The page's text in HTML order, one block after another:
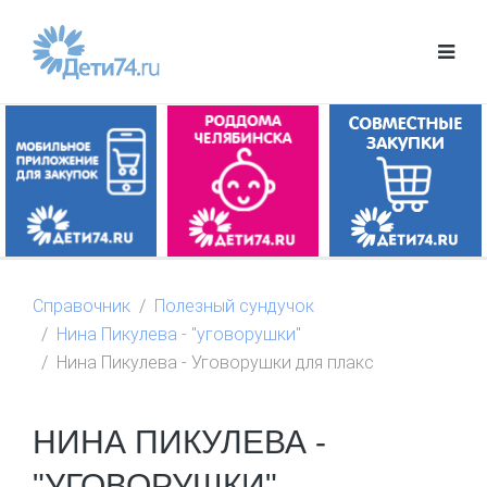
Справочник
Полезный сундучок
Нина Пикулева - "уговорушки"
Нина Пикулева - Уговорушки для плакс
НИНА ПИКУЛЕВА -